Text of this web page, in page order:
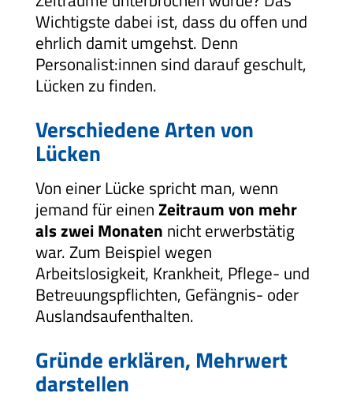
Wichtigste dabei ist, dass du offen und
ehrlich damit umgehst. Denn
Personalist:innen sind darauf geschult,
Lücken zu finden.
Verschiedene Arten von
Lücken
Von einer Lücke spricht man, wenn
jemand für einenZeitraum von mehr
als zwei Monaten nicht erwerbstätig
war. Zum Beispiel wegen
Arbeitslosigkeit, Krankheit, Pflege- und
Betreuungspflichten, Gefängnis- oder
Auslandsaufenthalten.
Gründe erklären, Mehrwert
darstellen